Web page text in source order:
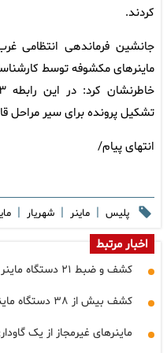
کردند.
جانشین فرماندهی انتظامی
تشکیل پرونده برای سیر مراحل
انتهای پیام/
پلیس | ماینر | شهریار |
اخبار مرتبط
کشف و ضبط ۲۱ دستگاه ماینر غیرمجاز در شهریار
کشف بیش از ۳۸ دستگاه ماینر غیرمجاز در الهیه تهران
ماینرهای غیرمجاز از یک